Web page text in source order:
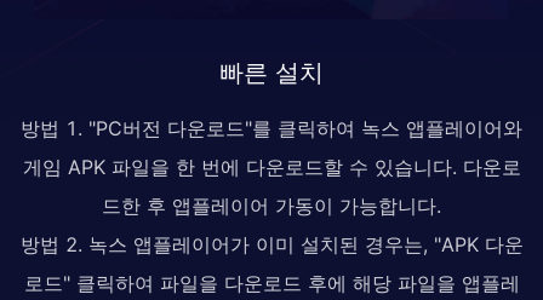
빠른 설치
방법 1. "PC버전 다운로드"를 클릭하여 녹스 앱플레이어와
게임 APK 파일을 한 번에 다운로드할 수 있습니다. 다운로
드한 후 앱플레이어 가동이 가능합니다.
방법 2. 녹스 앱플레이어가 이미 설치된 경우는, "APK 다운
로드" 클릭하여 파일을 다운로드 후에 해당 파일을 앱플레